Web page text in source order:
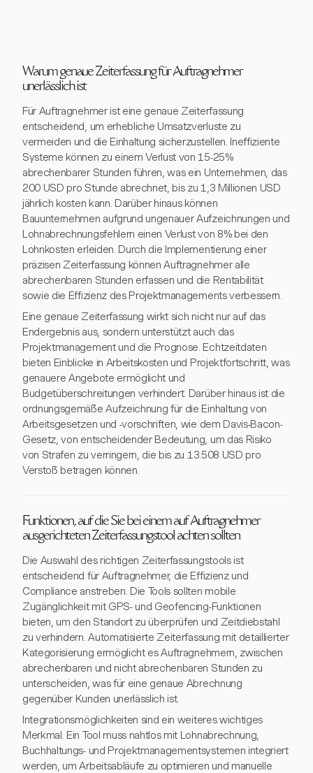
Warum genaue Zeiterfassung für Auftragnehmer
unerlässlich ist
Für Auftragnehmer ist eine genaue Zeiterfassung
entscheidend, um erhebliche Umsatzverluste zu
vermeiden und die Einhaltung sicherzustellen. Ineffiziente
Systeme können zu einem Verlust von 15-25%
abrechenbarer Stunden führen, was ein Unternehmen, das
200 USD pro Stunde abrechnet, bis zu 1,3 Millionen USD
jährlich kosten kann. Darüber hinaus können
Bauunternehmen aufgrund ungenauer Aufzeichnungen und
Lohnabrechnungsfehlern einen Verlust von 8% bei den
Lohnkosten erleiden. Durch die Implementierung einer
präzisen Zeiterfassung können Auftragnehmer alle
abrechenbaren Stunden erfassen und die Rentabilität
sowie die Effizienz des Projektmanagements verbessern.
Eine genaue Zeiterfassung wirkt sich nicht nur auf das
Endergebnis aus, sondern unterstützt auch das
Projektmanagement und die Prognose. Echtzeitdaten
bieten Einblicke in Arbeitskosten und Projektfortschritt, was
genauere Angebote ermöglicht und
Budgetüberschreitungen verhindert. Darüber hinaus ist die
ordnungsgemäße Aufzeichnung für die Einhaltung von
Arbeitsgesetzen und -vorschriften, wie dem Davis-Bacon-
Gesetz, von entscheidender Bedeutung, um das Risiko
von Strafen zu verringern, die bis zu 13.508 USD pro
Verstoß betragen können.
Funktionen, auf die Sie bei einem auf Auftragnehmer
ausgerichteten Zeiterfassungstool achten sollten
Die Auswahl des richtigen Zeiterfassungstools ist
entscheidend für Auftragnehmer, die Effizienz und
Compliance anstreben. Die Tools sollten mobile
Zugänglichkeit mit GPS- und Geofencing-Funktionen
bieten, um den Standort zu überprüfen und Zeitdiebstahl
zu verhindern. Automatisierte Zeiterfassung mit detaillierter
Kategorisierung ermöglicht es Auftragnehmern, zwischen
abrechenbaren und nicht abrechenbaren Stunden zu
unterscheiden, was für eine genaue Abrechnung
gegenüber Kunden unerlässlich ist.
Integrationsmöglichkeiten sind ein weiteres wichtiges
Merkmal. Ein Tool muss nahtlos mit Lohnabrechnung,
Buchhaltungs- und Projektmanagementsystemen integriert
werden, um Arbeitsabläufe zu optimieren und manuelle